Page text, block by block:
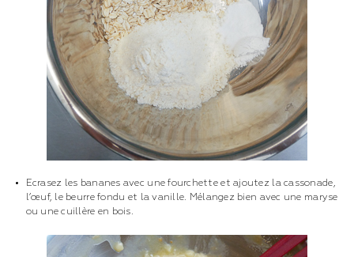
Ecrasez les bananes avec une fourchette et ajoutez la cassonade,
l’œuf, le beurre fondu et la vanille. Mélangez bien avec une maryse
ou une cuillère en bois.